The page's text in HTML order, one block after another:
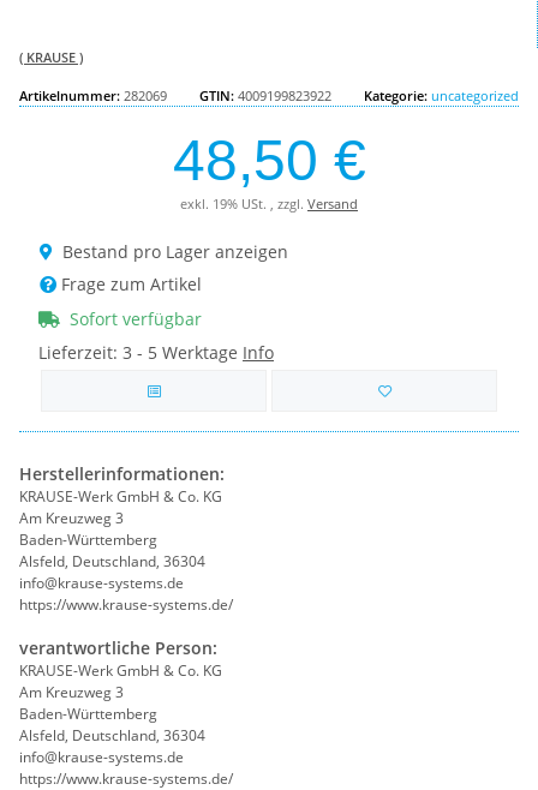
( KRAUSE )
Artikelnummer: 282069 GTIN: 4009199823922 Kategorie: uncategorized
48,50 €
exkl. 19% USt. , zzgl. Versand
Bestand pro Lager anzeigen
Frage zum Artikel
Sofort verfügbar
Lieferzeit: 3 - 5 Werktage Info
Herstellerinformationen:
KRAUSE-Werk GmbH & Co. KG
Am Kreuzweg 3
Baden-Württemberg
Alsfeld, Deutschland, 36304
info@krause-systems.de
https://www.krause-systems.de/
verantwortliche Person:
KRAUSE-Werk GmbH & Co. KG
Am Kreuzweg 3
Baden-Württemberg
Alsfeld, Deutschland, 36304
info@krause-systems.de
https://www.krause-systems.de/